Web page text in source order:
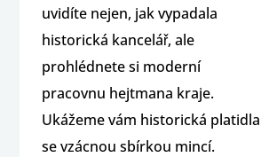
uvidíte nejen, jak vypadala
historická kancelář, ale
prohlédnete si moderní
pracovnu hejtmana kraje.
Ukážeme vám historická platidla
se vzácnou sbírkou mincí.